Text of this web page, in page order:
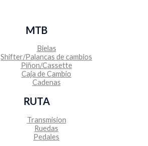
MTB
Bielas
Shifter/Palancas de cambios
Piñon/Cassette
Caja de Cambio
Cadenas
RUTA
Transmision
Ruedas
Pedales